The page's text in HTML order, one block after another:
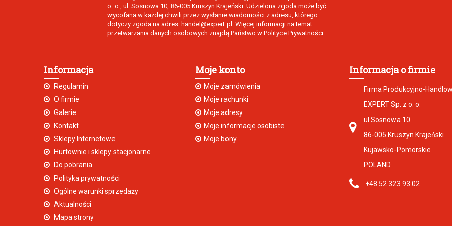
o. o., ul. Sosnowa 10, 86-005 Kruszyn Krajeński. Udzielona zgoda może być
wycofana w każdej chwili przez wysłanie wiadomości z adresu, którego
dotyczy zgoda na adres: handel@expert.pl. Więcej informacji na temat
przetwarzania danych osobowych znajdą Państwo w Polityce Prywatności.
Informacja
Regulamin
O firmie
Galerie
Kontakt
Sklepy Internetowe
Hurtownie i sklepy stacjonarne
Do pobrania
Polityka prywatności
Ogólne warunki sprzedaży
Aktualności
Mapa strony
Moje konto
Moje zamówienia
Moje rachunki
Moje adresy
Moje informacje osobiste
Moje bony
Informacja o firmie
Firma Produkcyjno-
EXPERT Sp. z o. o.
ul.Sosnowa 10
86-005 Kruszyn Krajeński
Kujawsko-Pomorskie
POLAND
+48 52 323 93 02